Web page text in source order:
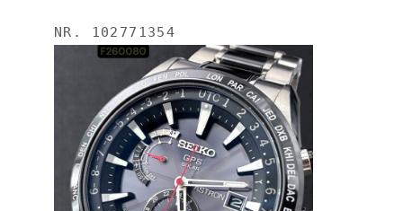
NR. 102771354